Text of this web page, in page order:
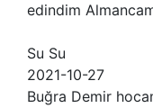
edindim
Su Su
2021-10-27
Buğra Demir